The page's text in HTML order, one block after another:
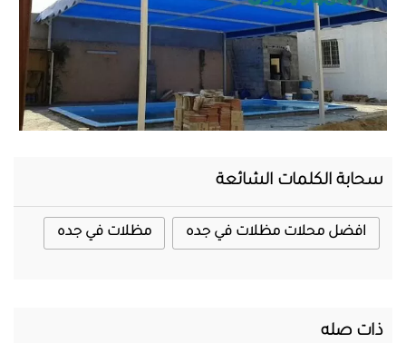
سحابة الكلمات الشائعة
افضل محلات مظلات في جده مظلات في جده
ذات صله